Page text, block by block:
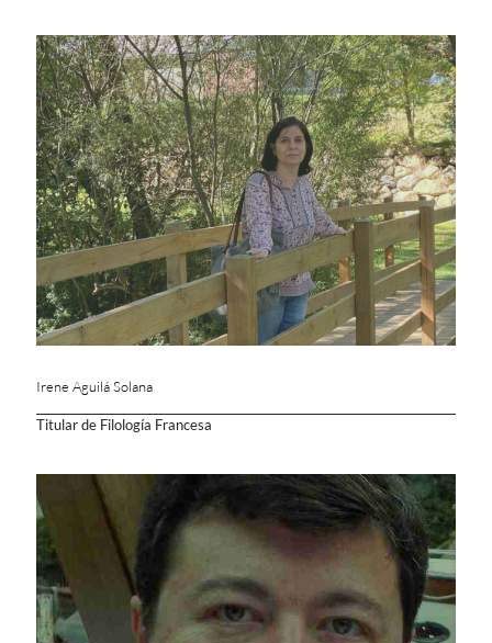
Irene Aguilá Solana
Titular de Filología Francesa